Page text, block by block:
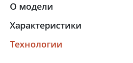
О модели
Характеристики
Технологии